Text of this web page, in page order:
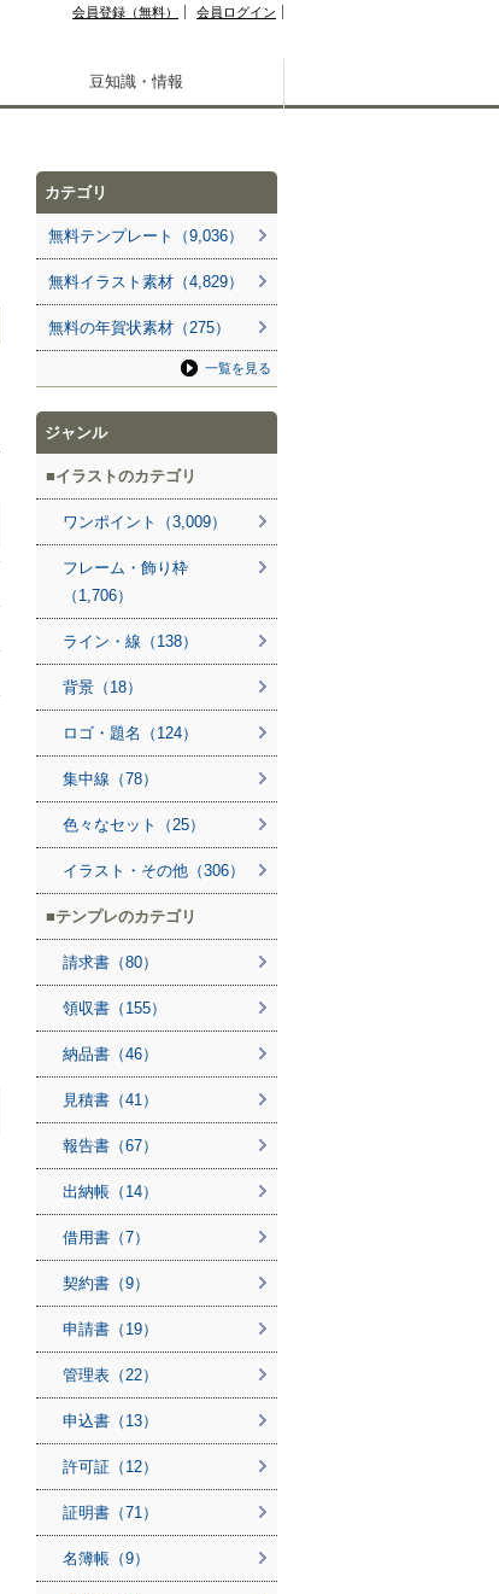
会員登録（無料） 会員ログイン
豆知識・情報
カテゴリ
無料テンプレート（9,036）
無料イラスト素材（4,829）
無料の年賀状素材（275）
一覧を見る
ジャンル
イラストのカテゴリ
ワンポイント（3,009）
フレーム・飾り枠
（1,706）
ライン・線（138）
背景（18）
ロゴ・題名（124）
集中線（78）
色々なセット（25）
イラスト・その他（306）
テンプレのカテゴリ
請求書（80）
領収書（155）
納品書（46）
見積書（41）
報告書（67）
出納帳（14）
借用書（7）
契約書（9）
申請書（19）
管理表（22）
申込書（13）
許可証（12）
証明書（71）
名簿帳（9）